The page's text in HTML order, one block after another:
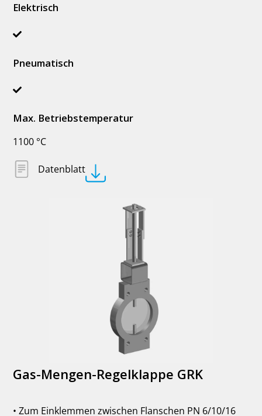
Elektrisch
Pneumatisch
Max. Betriebstemperatur
1100 °C
Datenblatt
Gas-Mengen-Regelklappe GRK
• Zum Einklemmen zwischen Flanschen PN 6/10/16